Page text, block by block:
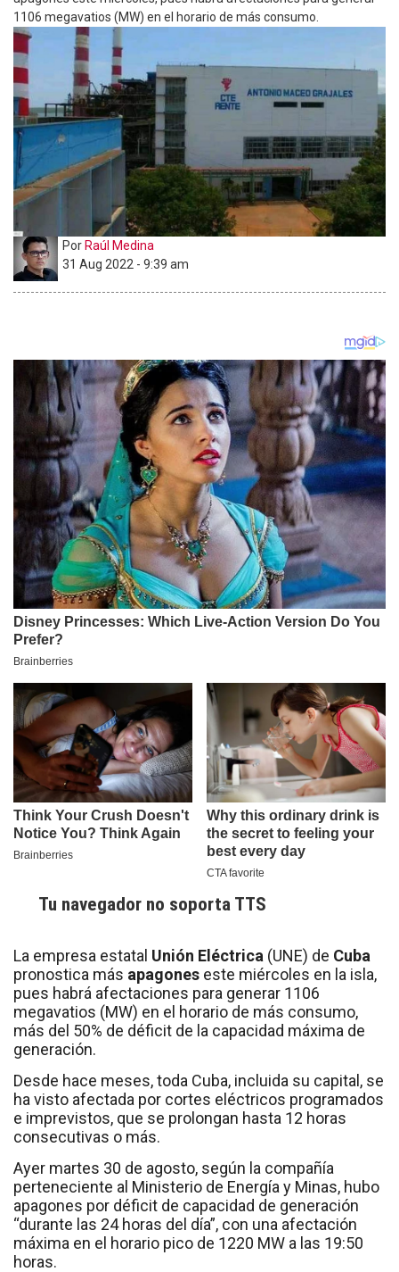
1106 megavatios (MW) en el horario de más consumo.
Por Raúl Medina
31 Aug 2022 - 9:39 am
Tu navegador no soporta TTS
La empresa estatal Unión Eléctrica (UNE) de Cuba
pronostica más apagones este miércoles en la isla,
pues habrá afectaciones para generar 1106
megavatios (MW) en el horario de más consumo,
más del 50% de déficit de la capacidad máxima de
generación.
Desde hace meses, toda Cuba, incluida su capital, se
ha visto afectada por cortes eléctricos programados
e imprevistos, que se prolongan hasta 12 horas
consecutivas o más.
Ayer martes 30 de agosto, según la compañía
perteneciente al Ministerio de Energía y Minas, hubo
apagones por déficit de capacidad de generación
“durante las 24 horas del día”, con una afectación
máxima en el horario pico de 1220 MW a las 19:50
horas.